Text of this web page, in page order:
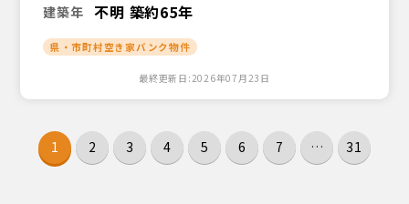
建築年 不明 築約65年
県・市町村空き家バンク物件
最終更新日:2026年07月23日
1 2 3 4 5 6 7 … 31